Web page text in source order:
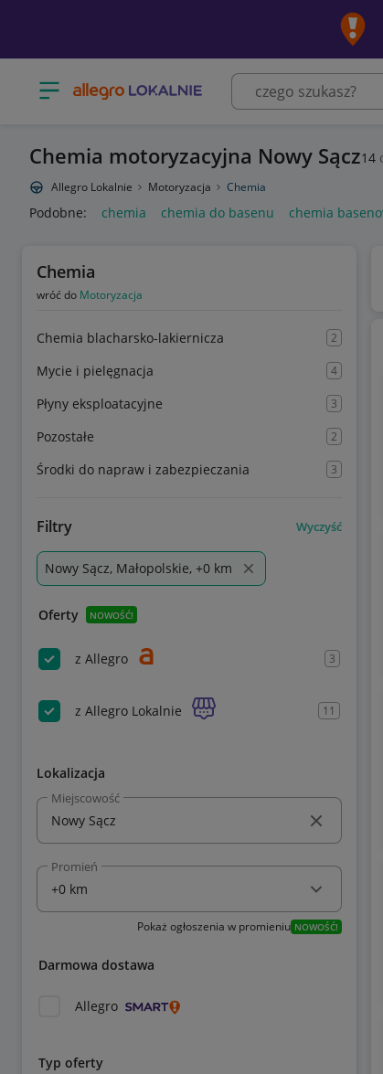
Otwórz menu z kategoriami
Chemia motoryzacyjna Nowy Sącz14
Allegro Lokalnie Motoryzacja Chemia
Podobne: chemia chemia do basenu chemia
Chemia
wróć do Motoryzacja
Chemia blacharsko-lakiernicza 2
Mycie i pielęgnacja 4
Płyny eksploatacyjne 3
Pozostałe 2
Środki do napraw i zabezpieczania 3
Filtry Wyczyść
Nowy Sącz, Małopolskie, +0 km
Oferty NOWOŚĆ!
z Allegro 3
z Allegro Lokalnie 11
Lokalizacja
Miejscowość
Promień
Pokaż ogłoszenia w promieniu NOWOŚĆ!
Darmowa dostawa
Allegro
Typ oferty